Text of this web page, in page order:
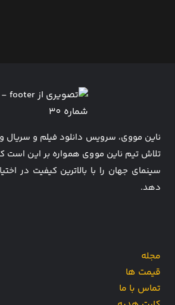
ناین مووی، سرویس دانلود فیلم و سریال
تلاش تیم ناین مووی همواره بر این است
سینمای جهان را با بالاترین کیفیت در
دهد.
مجله
قیمت ها
تماس با ما